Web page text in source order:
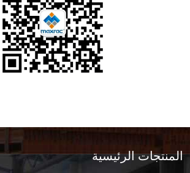
المنتجات الرئيسية